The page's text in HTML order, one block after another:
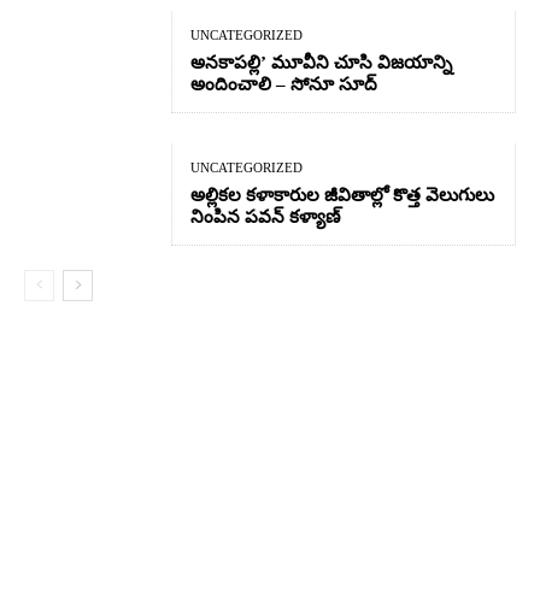
UNCATEGORIZED
అనకాపల్లి’ మూవీని చూసి విజయాన్ని
అందించాలి – సోనూ సూద్
UNCATEGORIZED
అల్లికల కళాకారుల జీవితాల్లో కొత్త వెలుగులు
నింపిన పవన్ కళ్యాణ్